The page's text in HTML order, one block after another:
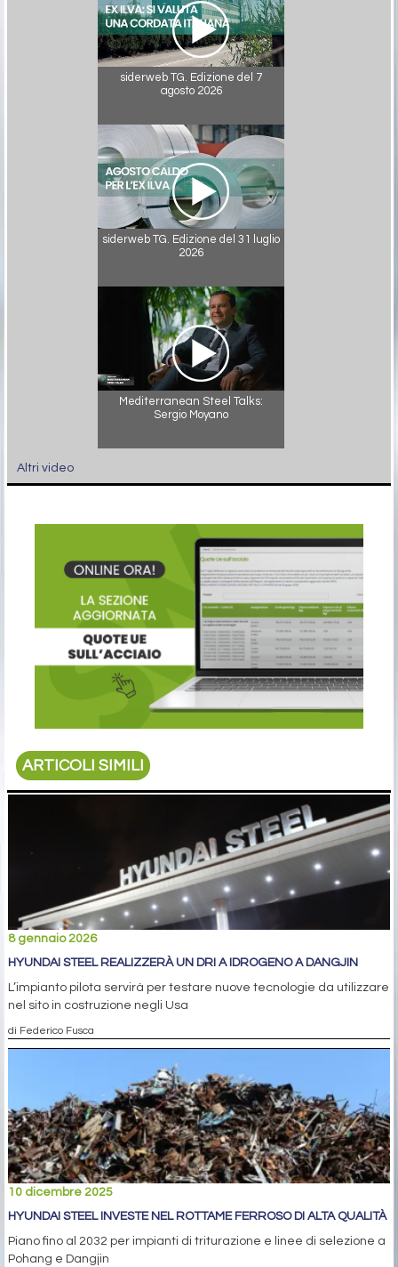
siderweb TG. Edizione del 7
agosto 2026
siderweb TG. Edizione del 31 luglio
2026
Mediterranean Steel Talks:
Sergio Moyano
Altri video
ARTICOLI SIMILI
8 gennaio 2026
HYUNDAI STEEL REALIZZERÀ UN DRI A IDROGENO A DANGJIN
L’impianto pilota servirà per testare nuove tecnologie da utilizzare
nel sito in costruzione negli Usa
di Federico Fusca
10 dicembre 2025
HYUNDAI STEEL INVESTE NEL ROTTAME FERROSO DI ALTA QUALITÀ
Piano fino al 2032 per impianti di triturazione e linee di selezione a
Pohang e Dangjin